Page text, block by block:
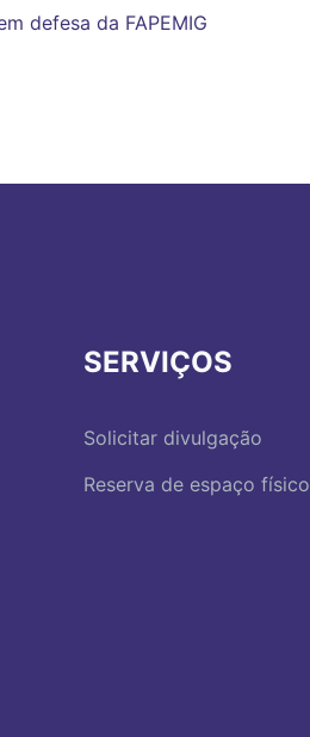
defesa da FAPEMIG
SERVIÇOS
Solicitar divulgação
Reserva de espaço físico